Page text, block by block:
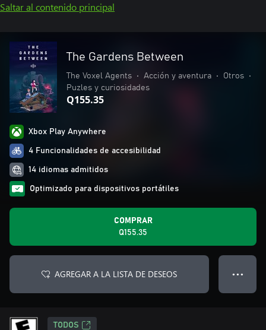
Saltar al contenido principal
The Gardens Between
The Voxel Agents • Acción y aventura • Otros
•
Puzles y curiosidades
Q155.35
Xbox Play Anywhere
4 Funcionalidades de accesibilidad
14 idiomas admitidos
Optimizado para dispositivos portátiles
COMPRAR
Q155.35
AGREGAR A LA LISTA DE DESEOS ● ● ●
TODOS